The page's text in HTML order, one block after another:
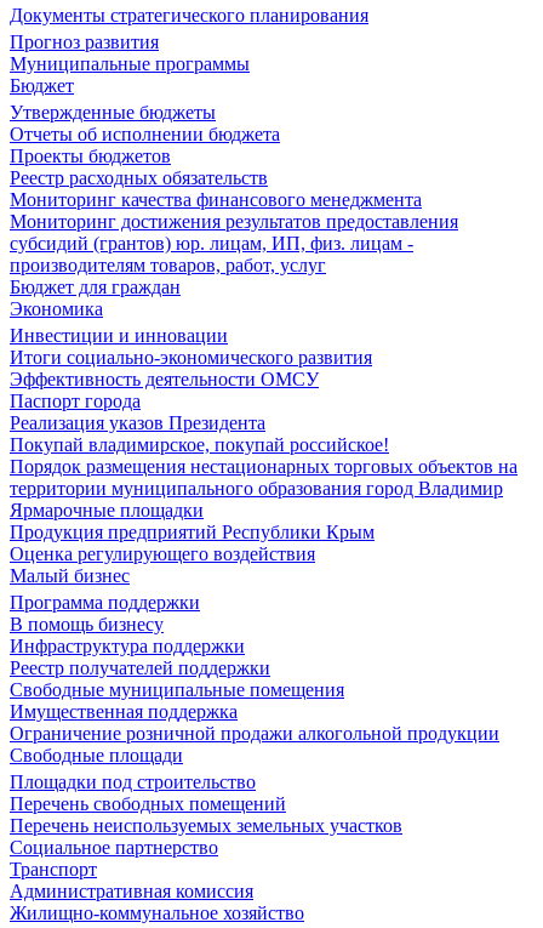
Документы стратегического планирования
Прогноз развития
Муниципальные программы
Бюджет
Утвержденные бюджеты
Отчеты об исполнении бюджета
Проекты бюджетов
Реестр расходных обязательств
Мониторинг качества финансового менеджмента
Мониторинг достижения результатов предоставления
субсидий (грантов) юр. лицам, ИП, физ. лицам -
производителям товаров, работ, услуг
Бюджет для граждан
Экономика
Инвестиции и инновации
Итоги социально-экономического развития
Эффективность деятельности ОМСУ
Паспорт города
Реализация указов Президента
Покупай владимирское, покупай российское!
Порядок размещения нестационарных торговых объектов на
территории муниципального образования город Владимир
Ярмарочные площадки
Продукция предприятий Республики Крым
Оценка регулирующего воздействия
Малый бизнес
Программа поддержки
В помощь бизнесу
Инфраструктура поддержки
Реестр получателей поддержки
Свободные муниципальные помещения
Имущественная поддержка
Ограничение розничной продажи алкогольной продукции
Свободные площади
Площадки под строительство
Перечень свободных помещений
Перечень неиспользуемых земельных участков
Социальное партнерство
Транспорт
Административная комиссия
Жилищно-коммунальное хозяйство